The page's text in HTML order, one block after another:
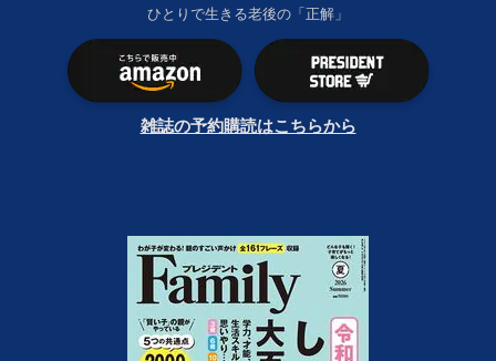
ひとりで生きる老後の「正解」
雑誌の予約購読はこちらから